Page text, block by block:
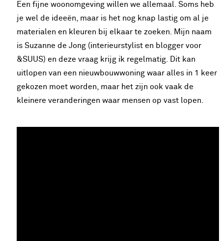
Een fijne woonomgeving willen we allemaal. Soms heb
je wel de ideeën, maar is het nog knap lastig om al je
materialen en kleuren bij elkaar te zoeken. Mijn naam
is Suzanne de Jong (interieurstylist en blogger voor
&SUUS) en deze vraag krijg ik regelmatig. Dit kan
uitlopen van een nieuwbouwwoning waar alles in 1 keer
gekozen moet worden, maar het zijn ook vaak de
kleinere veranderingen waar mensen op vast lopen.